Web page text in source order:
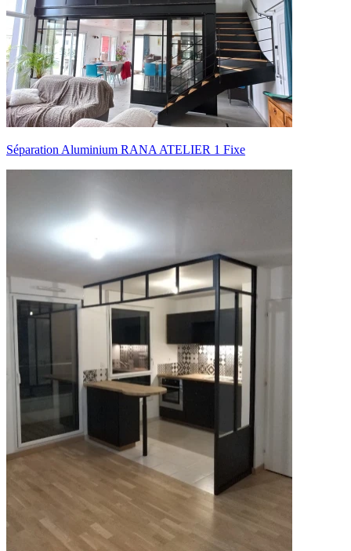
Séparation Aluminium RANA ATELIER 1 Fixe